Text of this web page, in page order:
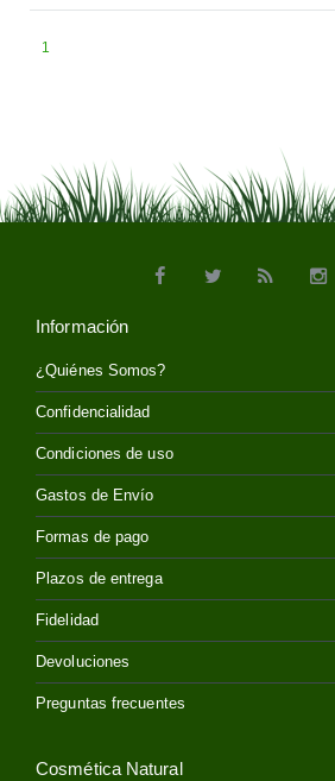
1
Información
¿Quiénes Somos?
Confidencialidad
Condiciones de uso
Gastos de Envío
Formas de pago
Plazos de entrega
Fidelidad
Devoluciones
Preguntas frecuentes
Cosmética Natural